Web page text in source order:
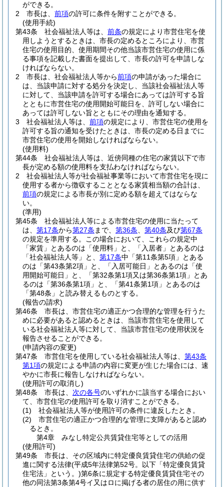
ができる。
2
市長は、 前項の許可に条件を附すことができる。
(使用手続)
第43条
社会福祉法人等は、 前条の規定により市営住宅を使
用しようとするときは、市長の定めるところにより、市営
住宅の使用目的、使用期間その他当該市営住宅の使用に係
る事項を記載した書面を提出して、市長の許可を申請しな
ければならない。
2
市長は、社会福祉法人等から前項の申請があった場合に
は、当該申請に対する処分を決定し、当該社会福祉法人等
に対して、当該申請を許可する場合にあっては許可する旨
とともに市営住宅の使用開始可能日を、許可しない場合に
あっては許可しない旨とともにその理由を通知する。
3
社会福祉法人等は、 前項の規定により、市営住宅の使用を
許可する旨の通知を受けたときは、市長の定める日までに
市営住宅の使用を開始しなければならない。
(使用料)
第44条
社会福祉法人等は、近傍同種の住宅の家賃以下で市
長が定める額の使用料を支払わなければならない。
2
社会福祉法人等が社会福祉事業等において市営住宅を現に
使用する者から徴収することとなる家賃相当額の合計は、
前項の規定による市長が別に定める額を超えてはならな
い。
(準用)
第45条
社会福祉法人等による市営住宅の使用に当たって
は、 第17条から第27条 まで、 第36条 第40条及び第67条
の規定を準用する。
この場合において、これらの規定中
「家賃」とあるのは「使用料」と、「入居者」とあるのは
「社会福祉法人等」と、 第17条中「第11条第5項」とある
のは「第43条第2項」と、「入居可能日」とあるのは「使
用開始可能日」と、「第32条第1項又は第36条第1項」とあ
るのは「第36条第1項」と、「第41条第1項」とあるのは
「第48条」と読み替えるものとする。
(報告の請求)
第46条
市長は、市営住宅の適正かつ合理的な管理を行うた
めに必要があると認めるときは、当該市営住宅を使用して
いる社会福祉法人等に対して、当該市営住宅の使用状況を
報告させることができる。
(申請内容の変更)
第47条
市営住宅を使用している社会福祉法人等は、 第43条
第1項の規定による申請の内容に変更が生じた場合には、速
やかに市長に報告しなければならない。
(使用許可の取消し)
第48条
市長は、 次の各号のいずれかに該当する場合におい
て、市営住宅の使用許可を取り消すことができる。
(1)
社会福祉法人等が使用許可の条件に違反したとき。
(2)
市営住宅の適正かつ合理的な管理に支障があると認め
るとき。
第4章
みなし特定公共賃貸住宅等としての活用
(使用許可)
第49条
市長は、その区域内に特定優良賃貸住宅の供給の促
進に関する法律(平成5年法律第52号。以下「特定優良賃貸
住宅法」という。)第6条に規定する特定優良賃貸住宅その
他の同法第3条第4号イ又はロに掲げる者の居住の用に供す